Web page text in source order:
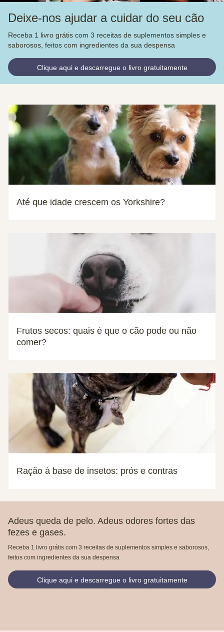
Deixe-nos ajudar a cuidar do seu cão
Receba 1 livro grátis com 3 receitas de suplementos simples e
saborosos, feitos com ingredientes da sua despensa
Clique aqui e descarregue o livro gratuitamente
Até que idade crescem os Yorkshire?
Frutos secos: quais é que o cão pode ou não
comer?
Ração à base de insetos: prós e contras
Adeus queda de pelo. Adeus odores fortes das
fezes e gases.
Receba 1 livro grátis com 3 receitas de suplementos simples e saborosos,
feitos com ingredientes da sua despensa
Clique aqui e descarregue o livro gratuitamente